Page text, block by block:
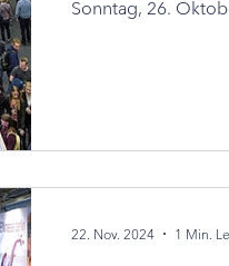
Sonntag, 26.
22. Nov. 2024 1 Min.